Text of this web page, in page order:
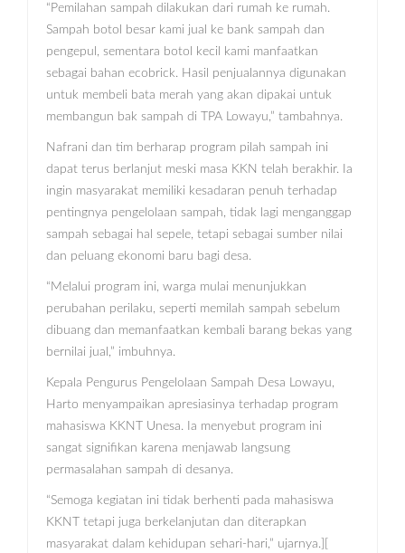
“Pemilahan sampah dilakukan dari rumah ke rumah.
Sampah botol besar kami jual ke bank sampah dan
pengepul, sementara botol kecil kami manfaatkan
sebagai bahan ecobrick. Hasil penjualannya digunakan
untuk membeli bata merah yang akan dipakai untuk
membangun bak sampah di TPA Lowayu,” tambahnya.
Nafrani dan tim berharap program pilah sampah ini
dapat terus berlanjut meski masa KKN telah berakhir. Ia
ingin masyarakat memiliki kesadaran penuh terhadap
pentingnya pengelolaan sampah, tidak lagi menganggap
sampah sebagai hal sepele, tetapi sebagai sumber nilai
dan peluang ekonomi baru bagi desa.
“Melalui program ini, warga mulai menunjukkan
perubahan perilaku, seperti memilah sampah sebelum
dibuang dan memanfaatkan kembali barang bekas yang
bernilai jual,” imbuhnya.
Kepala Pengurus Pengelolaan Sampah Desa Lowayu,
Harto menyampaikan apresiasinya terhadap program
mahasiswa KKNT Unesa. Ia menyebut program ini
sangat signifikan karena menjawab langsung
permasalahan sampah di desanya.
“Semoga kegiatan ini tidak berhenti pada mahasiswa
KKNT tetapi juga berkelanjutan dan diterapkan
masyarakat dalam kehidupan sehari-hari,” ujarnya.][